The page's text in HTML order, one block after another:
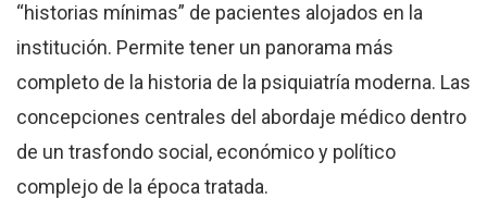
“historias mínimas” de pacientes alojados en la
institución. Permite tener un panorama más
completo de la historia de la psiquiatría moderna. Las
concepciones centrales del abordaje médico dentro
de un trasfondo social, económico y político
complejo de la época tratada.